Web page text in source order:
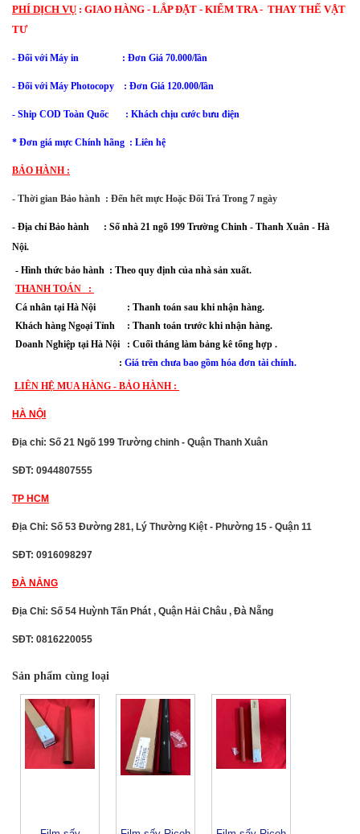
PHÍ DỊCH VỤ : GIAO HÀNG - LẮP ĐẶT - KIỂM TRA - THAY THẾ VẬT
TƯ
- Đối với Máy in : Đơn Giá 70.000/lần
- Đối với Máy Photocopy : Đơn Giá 120.000/lần
- Ship COD Toàn Quốc : Khách chịu cước bưu điện
* Đơn giá mực Chính hãng : Liên hệ
BẢO HÀNH :
- Thời gian Bảo hành : Đến hết mực Hoặc Đổi Trả Trong 7 ngày
- Địa chỉ Bảo hành : Số nhà 21 ngõ 199 Trường Chinh - Thanh Xuân - Hà
Nội.
- Hình thức bảo hành : Theo quy định của nhà sản xuất.
THANH TOÁN :
Cá nhân tại Hà Nội : Thanh toán sau khi nhận hàng.
Khách hàng Ngoại Tỉnh : Thanh toán trước khi nhận hàng.
Doanh Nghiệp tại Hà Nội : Cuối tháng làm bảng kê tổng hợp .
: Giá trên chưa bao gồm hóa đơn tài chính.
LIÊN HỆ MUA HÀNG - BẢO HÀNH :
HÀ NỘI
Địa chỉ: Số 21 Ngõ 199 Trường chinh - Quận Thanh Xuân
SĐT: 0944807555
TP HCM
Địa Chỉ: Số 53 Đường 281, Lý Thường Kiệt - Phường 15 - Quận 11
SĐT: 0916098297
ĐÀ NẴNG
Địa Chỉ: Số 54 Huỳnh Tấn Phát , Quận Hải Châu , Đà Nẵng
SĐT: 0816220055
Sản phẩm cùng loại